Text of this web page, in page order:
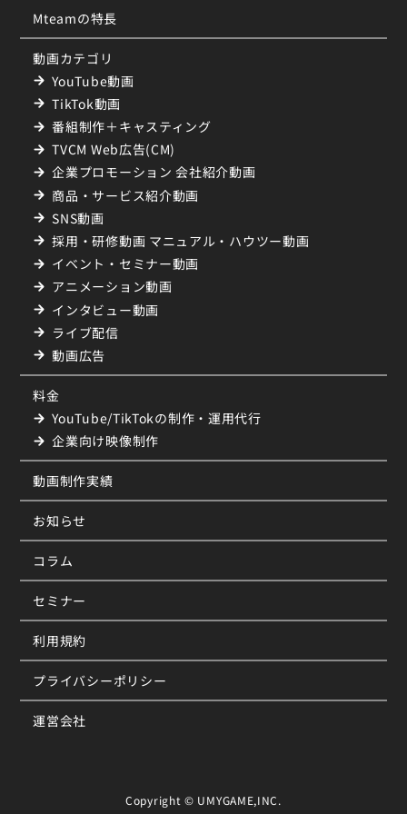
Mteamの特長
動画カテゴリ
YouTube動画
TikTok動画
番組制作＋キャスティング
TVCM Web広告(CM)
企業プロモーション 会社紹介動画
商品・サービス紹介動画
SNS動画
採用・研修動画 マニュアル・ハウツー動画
イベント・セミナー動画
アニメーション動画
インタビュー動画
ライブ配信
動画広告
料金
YouTube/TikTokの制作・運用代行
企業向け映像制作
動画制作実績
お知らせ
コラム
セミナー
利用規約
プライバシーポリシー
運営会社
Copyright © UMYGAME,INC.